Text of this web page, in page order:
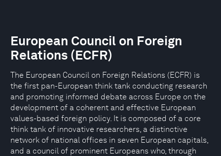
European Council on Foreign
Relations (ECFR)
The European Council on Foreign Relations (ECFR) is
the first pan-European think tank conducting research
and promoting informed debate across Europe on the
development of a coherent and effective European
values-based foreign policy. It is composed of a core
think tank of innovative researchers, a distinctive
network of national offices in seven European capitals,
and a council of prominent Europeans who, through